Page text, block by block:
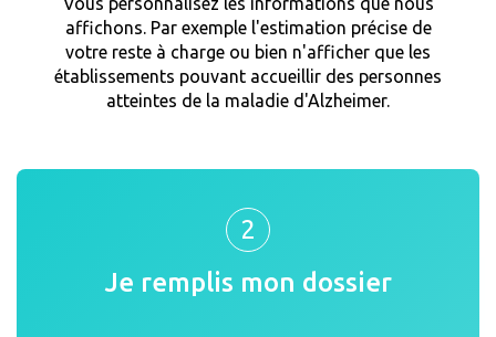
affichons. Par exemple l'estimation précise de
votre reste à charge ou bien n'afficher que les
établissements pouvant accueillir des personnes
atteintes de la maladie d'Alzheimer.
2
Je remplis mon dossier